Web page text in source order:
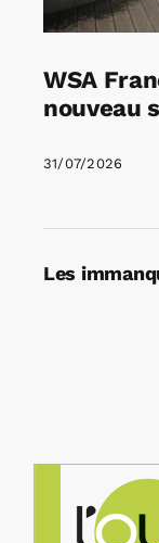
WSA
nouveau
31/07/2026
Les